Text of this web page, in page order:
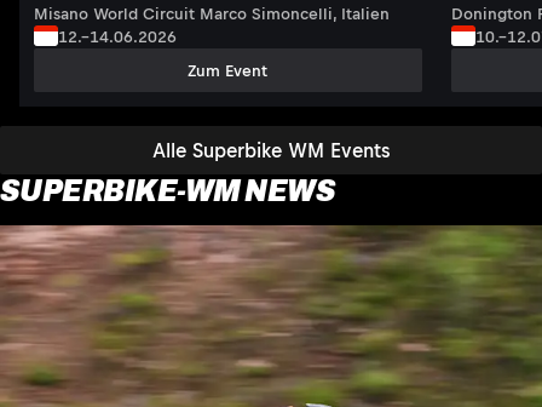
Alle Superbike WM Events
Misano World Circuit Marco Simoncelli, Italien
12.–14.06.2026
Zum Event
Donington
SUPERBIKE-WM NEWS